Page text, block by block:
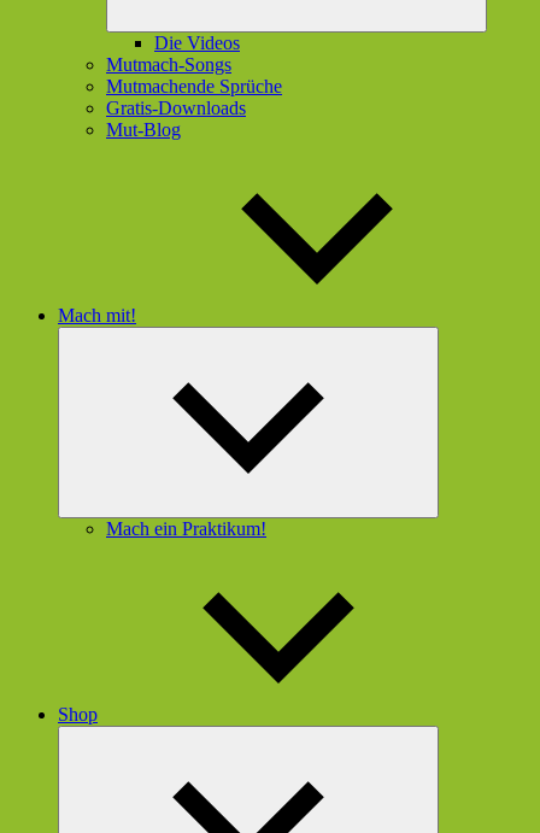
Die Videos
Mutmach-Songs
Mutmachende Sprüche
Gratis-Downloads
Mut-Blog
Mach mit!
Mach ein Praktikum!
Shop